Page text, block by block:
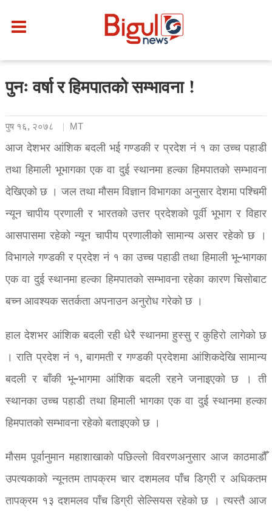
पुनः वर्षा र हिमपातको सम्भावना !
पुष १६, २०७८ MT
आज देशभर आंशिक बदली भई गण्डकी र प्रदेश नं १ का उच्च पहाडी
तथा हिमाली भूभागका एक वा दुई स्थानमा हल्का हिमपातको सम्भावना
देखिएको छ । जल तथा मौसम विज्ञान विभागका अनुसार देशमा पश्चिमी
न्यून चापीय प्रणाली र भारतको उत्तर प्रदेशको पूर्वी भूभाग र विहार
आसपासमा रहेको न्यून चापीय प्रणालीको सामान्य असर रहेको छ ।
विभागले गण्डकी र प्रदेश नं १ का उच्च पहाडी तथा हिमाली भू–भागका
एक वा दुई स्थानमा हल्का हिमपातको सम्भावना रहेका कारण चिसोबाट
बच्न आवश्यक सतर्कता अपनाउन अनुरोध गरेको छ ।
हाल देशभर आंशिक बदली रही धेरै स्थानमा हुस्सु र कुहिरो लागेको छ
। राति प्रदेश नं १, बागमती र गण्डकी प्रदेशमा आंशिकदेखि सामान्य
बदली र बाँकी भू–भागमा आंशिक बदली रहने जनाइएको छ । ती
स्थानका उच्च पहाडी तथा हिमाली भागका एक वा दुई स्थानमा हल्का
हिमपातको सम्भावना रहेको बताइएको छ ।
मौसम पूर्वानुमान महाशाखाको पछिल्लो विवरणअनुसार आज काठमाडौँ
उपत्यकाको न्यूनतम तापक्रम चार दशमलव पाँच डिग्री र अधिकतम
तापक्रम १३ दशमलव पाँच डिग्री सेल्सियस रहेको छ । त्यस्तै आज